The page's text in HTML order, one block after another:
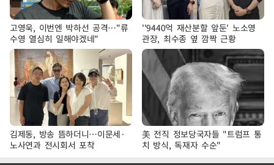
고영욱, 이번엔 박하선 공격…"류
수영 열심히 일해야겠네"
''9440억 재산분할 앞둔' 노소영
관장, 최수종 옆 깜짝 근황
김제동, 방송 뜸하더니…이문세·
노사연과 전시회서 포착
美 전직 정보당국자들 "트럼프 통
치 방식, 독재자 수순"